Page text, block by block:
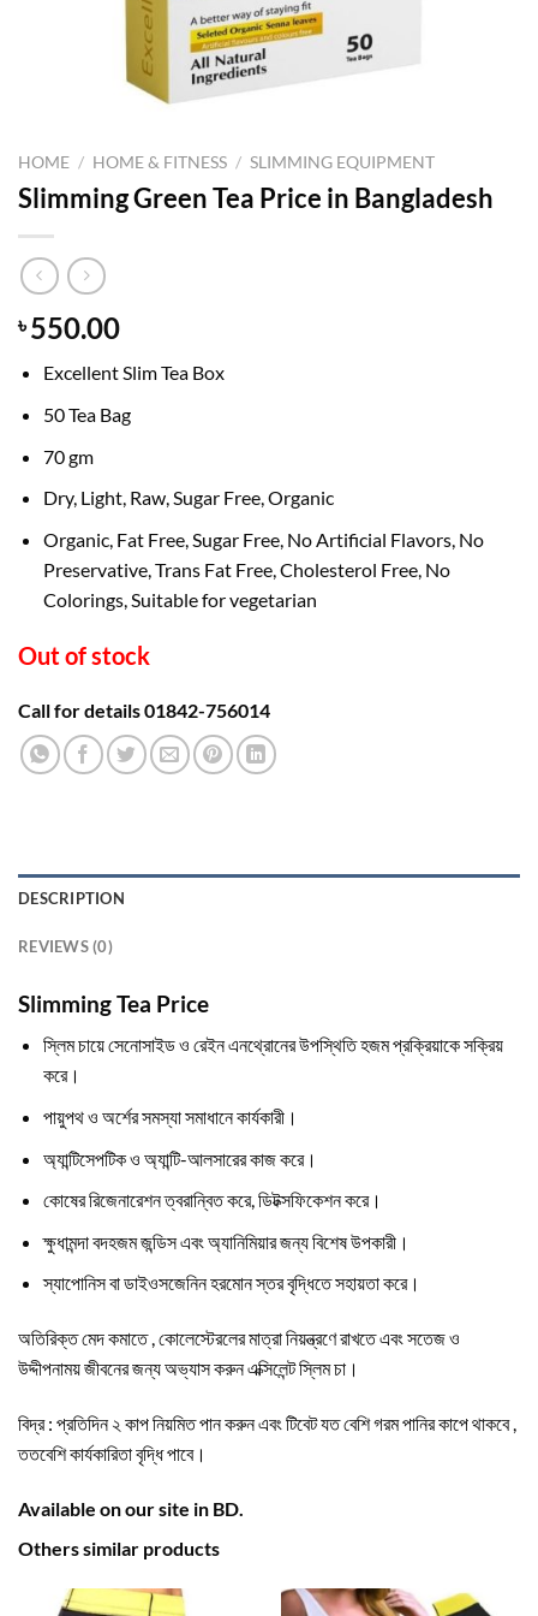
HOME / HOME & FITNESS / SLIMMING EQUIPMENT
Slimming Green Tea Price in Bangladesh
৳550.00
Excellent Slim Tea Box
50 Tea Bag
70 gm
Dry, Light, Raw, Sugar Free, Organic
Organic, Fat Free, Sugar Free, No Artificial Flavors, No
Preservative, Trans Fat Free, Cholesterol Free, No
Colorings, Suitable for vegetarian
Out of stock
Call for details 01842-756014
DESCRIPTION
REVIEWS (0)
Slimming Tea Price
স্লিম চায়ে সেনোসাইড ও রেইন এনথ্রোনের উপস্থিতি হজম প্রক্রিয়াকে সক্রিয়
করে।
পায়ুপথ ও অর্শের সমস্যা সমাধানে কার্যকারী।
অ্যান্টিসেপটিক ও অ্যান্টি-আলসারের কাজ করে।
কোষের রিজেনারেশন ত্বরান্বিত করে, ডিটক্সফিকেশন করে।
ক্ষুধামন্দা বদহজম জন্ডিস এবং অ্যানিমিয়ার জন্য বিশেষ উপকারী।
স্যাপোনিস বা ডাইওসজেনিন হরমোন স্তর বৃদ্ধিতে সহায়তা করে।
অতিরিক্ত মেদ কমাতে , কোলেস্টেরলের মাত্রা নিয়ন্ত্রণে রাখতে এবং সতেজ ও
উদ্দীপনাময় জীবনের জন্য অভ্যাস করুন এক্সিলেন্ট স্লিম চা।
বিদ্র : প্রতিদিন ২ কাপ নিয়মিত পান করুন এবং টিবেট যত বেশি গরম পানির কাপে থাকবে ,
ততবেশি কার্যকারিতা বৃদ্ধি পাবে।
Available on our site in BD.
Others similar products